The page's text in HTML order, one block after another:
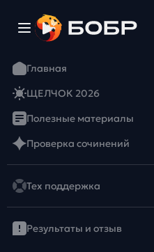
Главная
ЩЕЛЧОК 2026
Полезные материалы
Проверка сочинений
Тех поддержка
Результаты и отзыв